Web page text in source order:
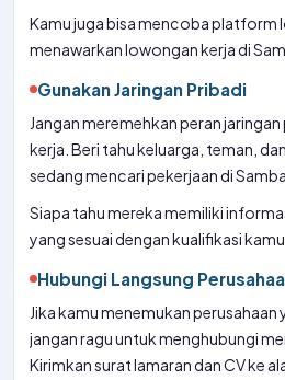
Kamu juga bisa mencoba platform
menawarkan lowongan kerja di
Gunakan Jaringan Pribadi
Jangan meremehkan peran
kerja. Beri tahu keluarga, teman,
sedang mencari pekerjaan di
Siapa tahu mereka memiliki
yang sesuai dengan kualifikasi kamu.
Hubungi Langsung
Jika kamu menemukan perusahaan
jangan ragu untuk menghubungi
Kirimkan surat lamaran dan CV ke